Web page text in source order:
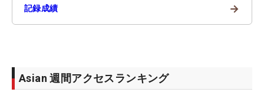
記録成績 →
Asian 週間アクセスランキング